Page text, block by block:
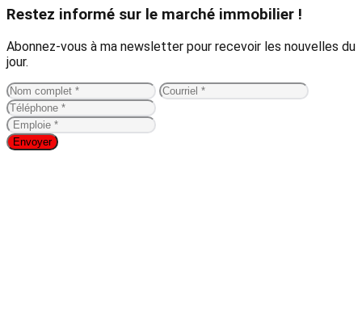
Restez informé sur le marché immobilier !
Abonnez-vous à ma newsletter pour recevoir les nouvelles du
jour.
Envoyer